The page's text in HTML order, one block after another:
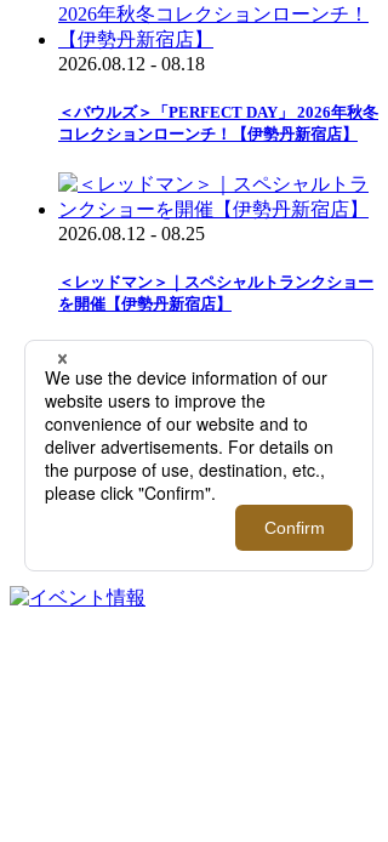
2026.08.12 - 08.18
＜バウルズ＞「PERFECT DAY」 2026年秋冬
コレクションローンチ！【伊勢丹新宿店】
2026.08.12 - 08.25
＜レッドマン＞｜スペシャルトランクショー
を開催【伊勢丹新宿店】
2026.08.12 - 09.01
＜Re made in tokyo japan＞｜1枚でサマにな
る、夏を品よく快適に過ごすTシャツやカッ
トソーをご紹介！【伊勢丹新宿店】